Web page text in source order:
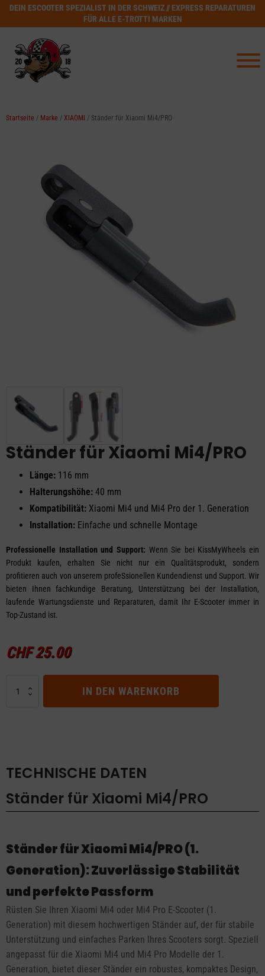
DEIN ESCOOTER SPEZIALIST IN DER SCHWEIZ // EXPRESS REPARATUREN
FÜR ALLE E-TROTTI MARKEN
Startseite / Marke / XIAOMI / Ständer für Xiaomi Mi4/PRO
Ständer für Xiaomi Mi4/PRO
Länge: 116 mm
Halterungshöhe: 40 mm
Kompatibilität: Xiaomi Mi4 und Mi4 Pro der 1. Generation
Installation: Einfache und schnelle Montage
Professionelle Installation und Support: Wenn Sie bei KissMyWheels ein
Produkt kaufen, erhalten Sie nicht nur ein Qualitätsprodukt, sondern
profitieren auch von unserem profeSsionellen Kundendienst und Support. Wir
bieten Ihnen fachkundige Beratung, Unterstützung bei der Installation,
laufende Wartungsdienste und Reparaturen, damit Ihr E-Scooter immer in
Top-Zustand ist.
CHF25.00
IN DEN WARENKORB
TECHNISCHE DATEN
Ständer für Xiaomi Mi4/PRO
Ständer für Xiaomi Mi4/PRO (1.
Generation): Zuverlässige Stabilität
und perfekte Passform
Rüsten Sie Ihren Xiaomi Mi4 oder Mi4 Pro E-Scooter (1.
Generation) mit diesem hochwertigen Ständer auf, der für stabile
Unterstützung und einfaches Parken Ihres Scooters sorgt. Speziell
angepasst für die Xiaomi Mi4 und Mi4 Pro Modelle der 1.
Generation, bietet dieser Ständer ein robustes, kompaktes Design,